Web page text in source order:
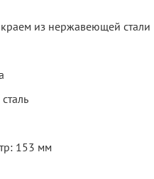
из нержавеющей стали
153 мм